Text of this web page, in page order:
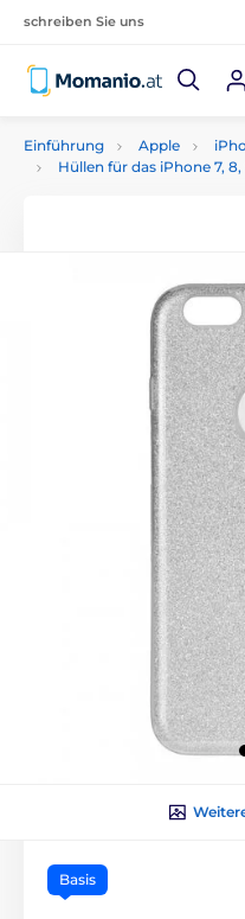
schreiben Sie uns
Einführung Apple
Hüllen für das iPhone 7, 8,
Basis